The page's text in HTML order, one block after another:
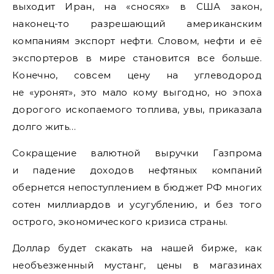
выходит Иран, на «сносях» в США закон,
наконец-то разрешающий американским
компаниям экспорт нефти. Словом, нефти и её
экспортеров в мире становится все больше.
Конечно, совсем цену на углеводород
не «уронят», это мало кому выгодно, но эпоха
дорогого ископаемого топлива, увы, приказала
долго жить…
Сокращение валютной выручки Газпрома
и падение доходов нефтяных компаний
обернется непоступлением в бюджет РФ многих
сотен миллиардов и усугублению, и без того
острого, экономического кризиса страны.
Доллар будет скакать на нашей бирже, как
необъезженный мустанг, цены в магазинах